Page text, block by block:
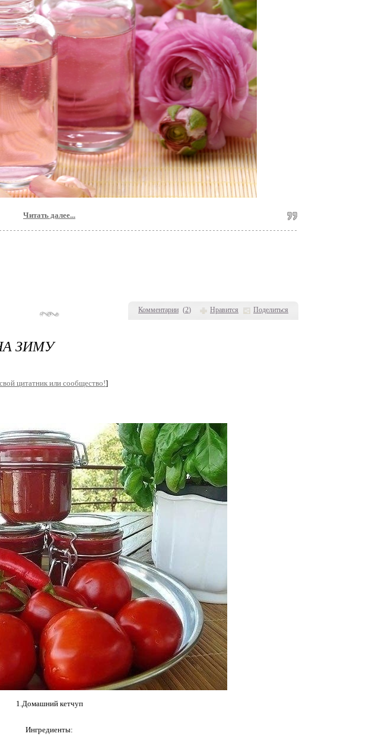
Комментарии (2) Нравится Поделиться
Читать далее...
ЗИМУ
цитатник или сообщество!]
1.Домашний кетчуп
Ингредиенты: